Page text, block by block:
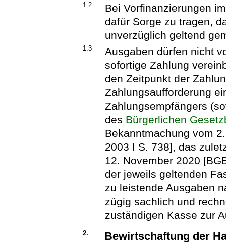
1.2
Bei Vorfinanzierungen
dafür Sorge zu tragen,
unverzüglich geltend
1.3
Ausgaben dürfen nicht
sofortige Zahlung
den Zeitpunkt der
Zahlungsaufforderung
Zahlungsempfängers
des Bürgerlichen
Bekanntmachung vom
2003 I S. 738], das
12. November 2020
der jeweils geltenden
zu leistende Ausgaben
zügig sachlich und
zuständigen Kasse zur
2. Bewirtschaftung der